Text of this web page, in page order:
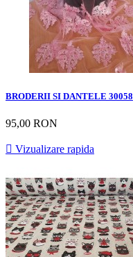
BRODERII SI DANTELE 30058
95,00 RON
 Vizualizare rapida